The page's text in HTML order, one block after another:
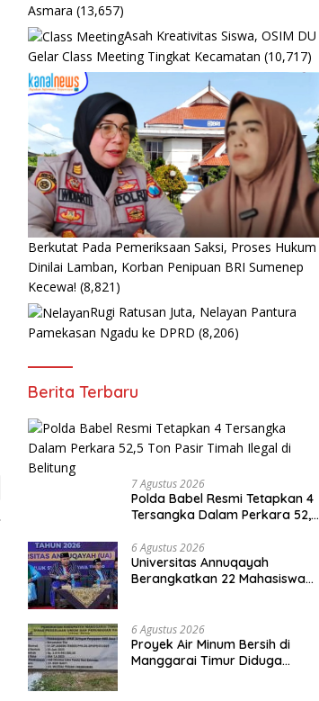
Asmara (13,657)
Asah Kreativitas Siswa, OSIM DU
Gelar Class Meeting Tingkat Kecamatan (10,717)
Berkutat Pada Pemeriksaan Saksi, Proses Hukum
Dinilai Lamban, Korban Penipuan BRI Sumenep
Kecewa! (8,821)
Rugi Ratusan Juta, Nelayan Pantura
Pamekasan Ngadu ke DPRD (8,206)
Berita Terbaru
7 Agustus 2026
Polda Babel Resmi Tetapkan 4
Tersangka Dalam Perkara 52,5
Belitung
6 Agustus 2026
Universitas Annuqayah
Berangkatkan 22 Mahasiswa
6 Agustus 2026
Proyek Air Minum Bersih di
Manggarai Timur Diduga